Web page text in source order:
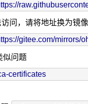
my-zsh ，需要在终端
问，请将地址换为镜像